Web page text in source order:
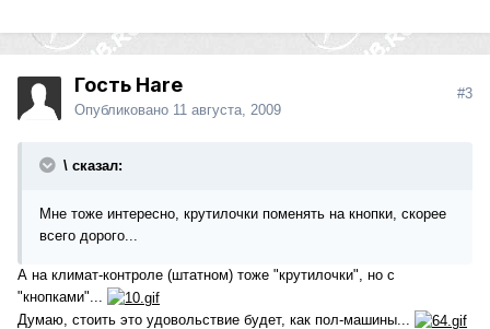
Гость Hare
Опубликовано 11 августа, 2009
#3
\ сказал:
Мне тоже интересно, крутилочки поменять на кнопки, скорее
всего дорого...
А на климат-контроле (штатном) тоже "крутилочки", но с
"кнопками"...
Думаю, стоить это удовольствие будет, как пол-машины...